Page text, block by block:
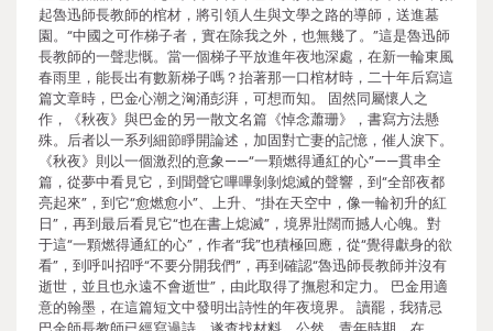
起魯迅師長教師的棺材，將引領人生與文學之路的導師，送進墓
園。“中國之可作梯子者，實在除我之外，也無幾了。”這是魯迅師
長教師的一聲悲慨。當一個梯子平放進年夜地深處，在新一輪東風
春雨里，能長出有數新梯子嗎？抬著那一口棺材時，二十年后寫這
篇文章時，巴金心潮之洶涌彭湃，可想而知。 固然同屬懷人之
作，《秋夜》與巴金的另一散文名篇《悼念蕭珊》，書寫方法懸
殊。后者以一系列細節睜開論述，加固對亡妻的記憶，催人淚下。
《秋夜》則以一個激烈的意象——“一顆燃得通紅的心”——貫串全
篇，從夢中看見它，到聞聲它嗶嗶剝剝熄滅的聲響，到“全部夜都
亮起來”，到它“愈燃愈小”、上升、“掛在天空中，像一輪初升的紅
日”，再到最后看見它“也在書上熄滅”，境界壯闊而撼人心魄。對
于這“一顆燃得通紅的心”，作者“我”也積極回應，從“覺得獻身的欲
看”，到呼叫招呼“不要分開我們”，再到確認“魯迅師長教師并沒有
逝世，並且也永遠不會逝世”，由此取得了撫慰和定力。 巴金用適
意的翰墨，在這篇短文中發明出詩性的年夜境界。 讀罷，我猜忌